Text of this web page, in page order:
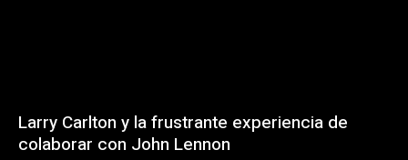
Larry Carlton y la frustrante experiencia de
colaborar con John Lennon